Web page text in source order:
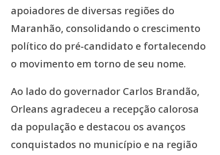
apoiadores de diversas regiões do
Maranhão, consolidando o crescimento
político do pré-candidato e fortalecendo
o movimento em torno de seu nome.
Ao lado do governador Carlos Brandão,
Orleans agradeceu a recepção calorosa
da população e destacou os avanços
conquistados no município e na região